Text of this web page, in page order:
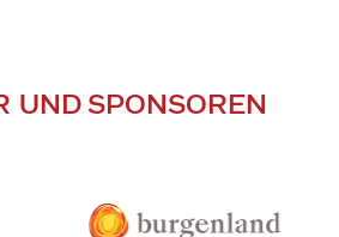
UND SPONSOREN